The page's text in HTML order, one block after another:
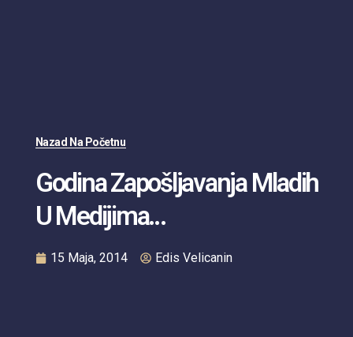
Nazad Na Početnu
Godina Zapošljavanja Mladih
U Medijima…
15 Maja, 2014 Edis Velicanin